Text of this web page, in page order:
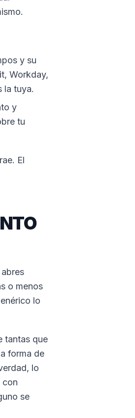
y su
Workday,
la tuya.
y
tu
El
o menos
lo
tantas que
forma de
lo
con
se